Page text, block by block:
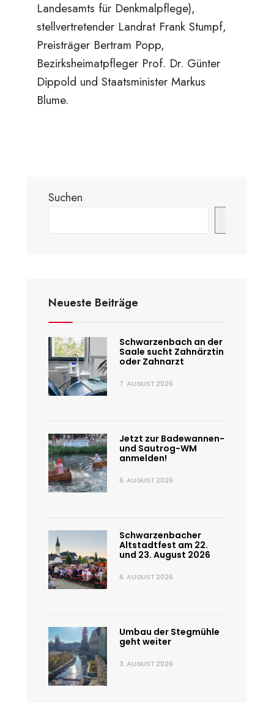
Landesamts für Denkmalpflege),
stellvertretender Landrat Frank Stumpf,
Preisträger Bertram Popp,
Bezirksheimatpfleger Prof. Dr. Günter
Dippold und Staatsminister Markus
Blume.
Suchen
Neueste Beiträge
Schwarzenbach an der
Saale sucht Zahnärztin
oder Zahnarzt
7. AUGUST 2026
Jetzt zur Badewannen-
und Sautrog-WM
anmelden!
6. AUGUST 2026
Schwarzenbacher
Altstadtfest am 22.
und 23. August 2026
6. AUGUST 2026
Umbau der Stegmühle
geht weiter
3. AUGUST 2026